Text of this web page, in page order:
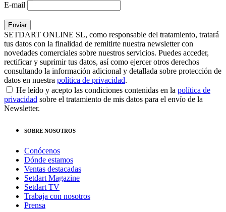
E-mail
SETDART ONLINE SL, como responsable del tratamiento, tratará
tus datos con la finalidad de remitirte nuestra newsletter con
novedades comerciales sobre nuestros servicios. Puedes acceder,
rectificar y suprimir tus datos, así como ejercer otros derechos
consultando la información adicional y detallada sobre protección de
datos en nuestra política de privacidad.
He leído y acepto las condiciones contenidas en la política de
privacidad sobre el tratamiento de mis datos para el envío de la
Newsletter.
SOBRE NOSOTROS
Conócenos
Dónde estamos
Ventas destacadas
Setdart Magazine
Setdart TV
Trabaja con nosotros
Prensa